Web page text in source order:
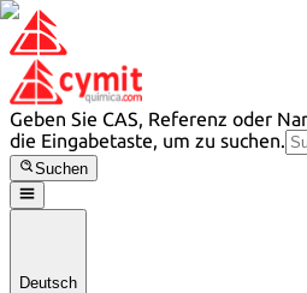
Geben Sie CAS, Referenz oder
die Eingabetaste, um zu suchen.
Suchen
Deutsch